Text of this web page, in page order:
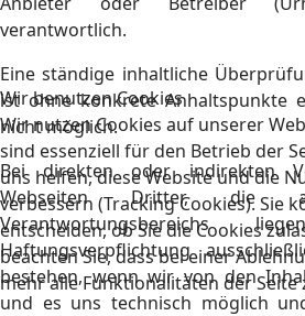
verantwortlich.
Eine ständige inhaltliche
ist ohne konkrete Anhaltspunkte
nicht möglich.
Bei direkten oder indirekten
Webseiten Dritter, die
Verantwortungsbereichs
Haftungsverpflichtung
bestehen, wenn wir von den
und es uns technisch möglich
Wir benutzen Cookies
Wir nutzen Cookies auf unserer
sind essenziell für den Betrieb der
uns helfen, diese Website und die
verbessern (Tracking Cookies). Sie
entscheiden, ob Sie die Cookies
beachten Sie, dass bei einer
mehr alle Funktionalitäten der